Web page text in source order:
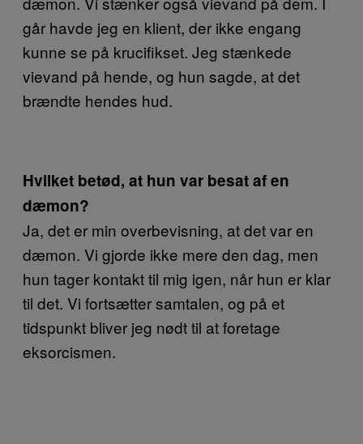
går havde jeg en klient, der ikke engang
kunne se på krucifikset. Jeg stænkede
vievand på hende, og hun sagde, at det
brændte hendes hud.
Hvilket betød, at hun var besat af en
dæmon?
Ja, det er min overbevisning, at det var en
dæmon. Vi gjorde ikke mere den dag, men
hun tager kontakt til mig igen, når hun er klar
til det. Vi fortsætter samtalen, og på et
tidspunkt bliver jeg nødt til at foretage
eksorcismen.